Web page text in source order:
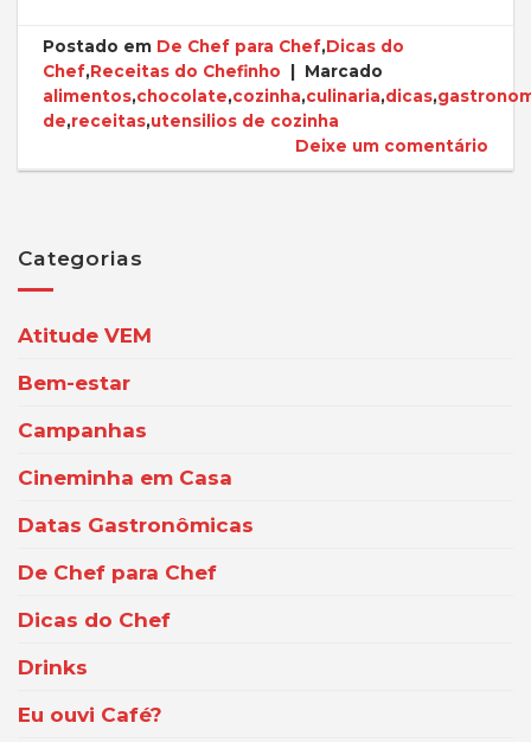
Postado em De Chef para Chef,Dicas do
Chef,Receitas do Chefinho
Marcado
alimentos,chocolate,cozinha,culinaria,dicas,
de,receitas,utensilios de cozinha
Deixe um comentário
Categorias
Atitude VEM
Bem-estar
Campanhas
Cineminha em Casa
Datas Gastronômicas
De Chef para Chef
Dicas do Chef
Drinks
Eu ouvi Café?